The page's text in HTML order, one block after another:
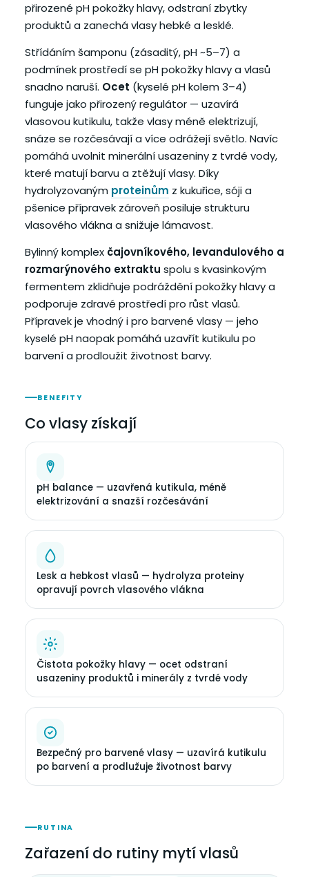
přirozené pH pokožky hlavy, odstraní zbytky
produktů a zanechá vlasy hebké a lesklé.
Střídáním šamponu (zásaditý, pH ~5–7) a
podmínek prostředí se pH pokožky hlavy a vlasů
snadno naruší. Ocet (kyselé pH kolem 3–4)
funguje jako přirozený regulátor — uzavírá
vlasovou kutikulu, takže vlasy méně elektrizují,
snáze se rozčesávají a více odrážejí světlo. Navíc
pomáhá uvolnit minerální usazeniny z tvrdé vody,
které matují barvu a ztěžují vlasy. Díky
hydrolyzovaným proteinům z kukuřice, sóji a
pšenice přípravek zároveň posiluje strukturu
vlasového vlákna a snižuje lámavost.
Bylinný komplex čajovníkového, levandulového a
rozmarýnového extraktu spolu s kvasinkovým
fermentem zklidňuje podráždění pokožky hlavy a
podporuje zdravé prostředí pro růst vlasů.
Přípravek je vhodný i pro barvené vlasy — jeho
kyselé pH naopak pomáhá uzavřít kutikulu po
barvení a prodloužit životnost barvy.
BENEFITY
Co vlasy získají
pH balance — uzavřená kutikula, méně
elektrizování a snazší rozčesávání
Lesk a hebkost vlasů — hydrolyza proteiny
opravují povrch vlasového vlákna
Čistota pokožky hlavy — ocet odstraní
usazeniny produktů i minerály z tvrdé vody
Bezpečný pro barvené vlasy — uzavírá kutikulu
po barvení a prodlužuje životnost barvy
RUTINA
Zařazení do rutiny mytí vlasů